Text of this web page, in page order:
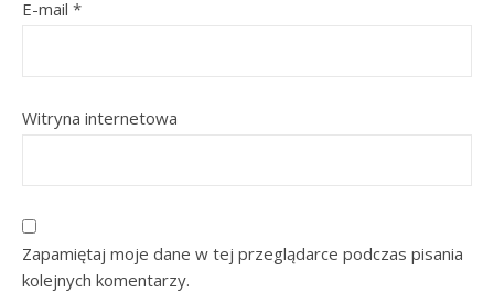
E-mail *
Witryna internetowa
Zapamiętaj moje dane w tej przeglądarce podczas pisania
kolejnych komentarzy.